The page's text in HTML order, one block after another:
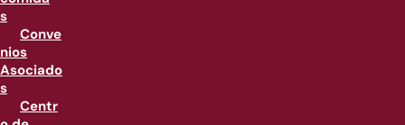
s
Conve
nios
Asociado
s
Centr